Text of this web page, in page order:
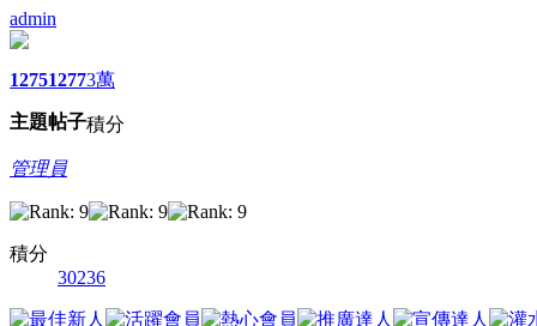
admin
1275
主題
1277
帖子
3萬
積分
管理員
積分
30236